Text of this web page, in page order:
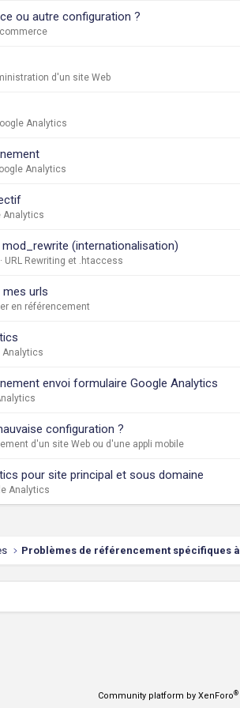
ou autre configuration ?
d'un site Web
Analytics
Analytics
Analytics
(internationalisation)
URL Rewriting et .htaccess
mes urls
en référencement
Analytics
envoi formulaire Google Analytics
configuration ?
d'un site Web ou d'une appli mobile
pour site principal et sous domaine
Analytics
Community platform by XenForo®